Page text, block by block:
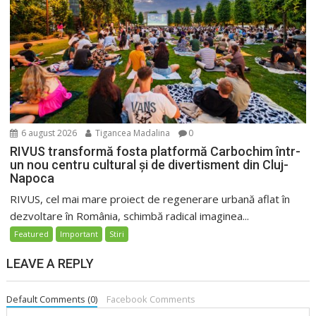
6 august 2026 Tigancea Madalina 0
RIVUS transformă fosta platformă Carbochim într-
un nou centru cultural și de divertisment din Cluj-
Napoca
RIVUS, cel mai mare proiect de regenerare urbană aflat în
dezvoltare în România, schimbă radical imaginea...
Featured Important Stiri
LEAVE A REPLY
Default Comments (0) Facebook Comments